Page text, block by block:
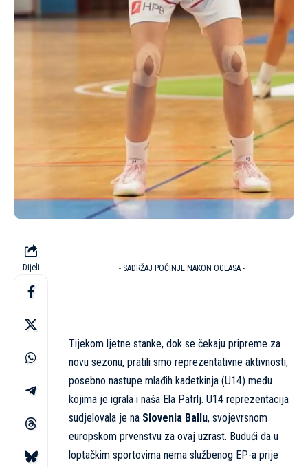
Dijeli - SADRŽAJ POČINJE NAKON OGLASA -
Tijekom ljetne stanke, dok se čekaju pripreme za
novu sezonu, pratili smo reprezentativne aktivnosti,
posebno nastupe mlađih kadetkinja (U14) među
kojima je igrala i naša Ela Patrlj. U14 reprezentacija
sudjelovala je na Slovenia Ballu, svojevrsnom
europskom prvenstvu za ovaj uzrast. Budući da u
loptačkim sportovima nema službenog EP-a prije